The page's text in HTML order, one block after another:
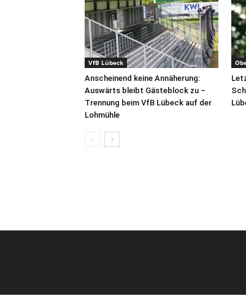
VfB Lübeck
Anscheinend keine Annäherung:
Auswärts bleibt Gästeblock zu –
Trennung beim VfB Lübeck auf der
Lohmühle